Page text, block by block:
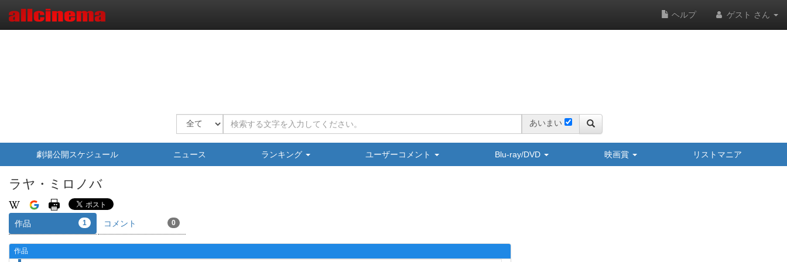
ヘルプ ゲスト さん
あいまい
劇場公開スケジュール ニュース ランキング ユーザーコメント Blu-ray/DVD 映画賞 リストマニア
ラヤ・ミロノバ
作品 1 コメント 0
作品